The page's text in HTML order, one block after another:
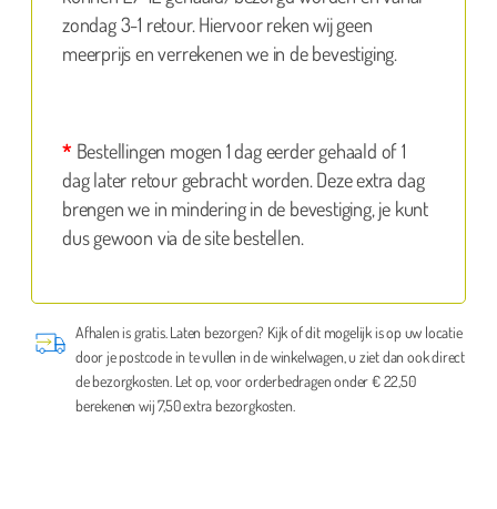
zondag 3-1 retour. Hiervoor reken wij geen
meerprijs en verrekenen we in de bevestiging.
* Bestellingen mogen 1 dag eerder gehaald of 1
dag later retour gebracht worden. Deze extra dag
brengen we in mindering in de bevestiging, je kunt
dus gewoon via de site bestellen.
Afhalen is gratis. Laten bezorgen? Kijk of dit mogelijk is op uw locatie
door je postcode in te vullen in de winkelwagen, u ziet dan ook direct
de bezorgkosten. Let op, voor orderbedragen onder € 22,50
berekenen wij 7,50 extra bezorgkosten.